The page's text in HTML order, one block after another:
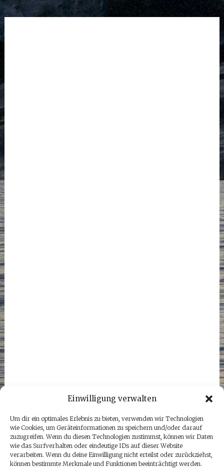
Einwilligung verwalten
Um dir ein optimales Erlebnis zu bieten, verwenden wir Technologien
wie Cookies, um Geräteinformationen zu speichern und/oder darauf
zuzugreifen. Wenn du diesen Technologien zustimmst, können wir Daten
wie das Surfverhalten oder eindeutige IDs auf dieser Website
verarbeiten. Wenn du deine Einwilligung nicht erteilst oder zurückziehst,
können bestimmte Merkmale und Funktionen beeinträchtigt werden.